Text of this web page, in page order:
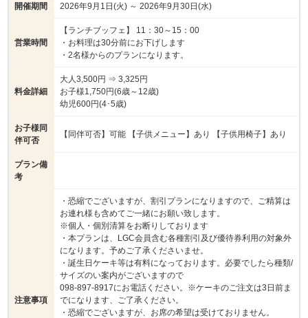
開催期間 2026年9月1日(火) ～ 2026年9月30日(水)
営業時間
【ランチブッフェ】 11：30～15：00
・お料理は30分前にお下げします
・2名様からのプランになります。
料金詳細
大人3,500円 ⇒ 3,325円
お子様1,750円(6歳～12歳)
幼児600円(4･5歳)
お子様同
伴可否
【同伴可否】可能 【子供メニュー】あり 【子供用椅子】あり
プラン備
考
注意事項
・恐縮でございますが、割引プランになりますので、ご精算は
お連れ様も含めてご一緒にお願い致します。
※個人・個別清算をお断りしております
・本プランは、LGC会員含む各種割引及び優待券利用の対象外
になります。予めご了承くださいませ。
・誕生日ケーキ等は有料になっております。必要でしたら種類/
サイズのい案内がございますので
098-897-8917にお電話ください。※ケーキのご注文は3日前ま
でになります、ご了承ください。
・恐縮でございますが、お席の希望は受けておりません。